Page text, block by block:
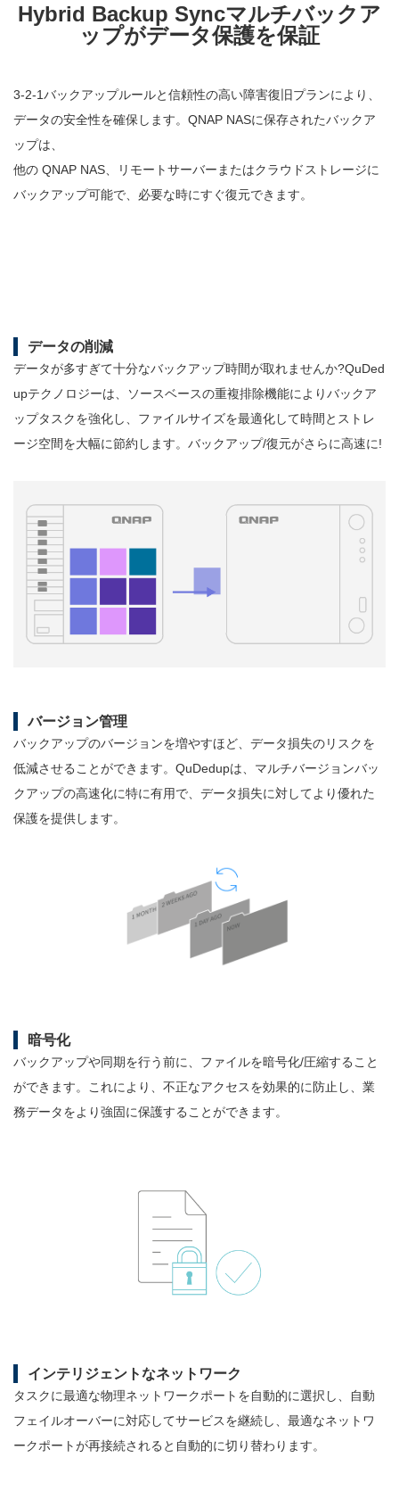
Hybrid Backup Syncマルチバックア
ップがデータ保護を保証
3-2-1バックアップルールと信頼性の高い障害復旧プランにより、
データの安全性を確保します。QNAP NASに保存されたバックア
ップは、
他の QNAP NAS、リモートサーバーまたはクラウドストレージに
バックアップ可能で、必要な時にすぐ復元できます。
データの削減
データが多すぎて十分なバックアップ時間が取れませんか?QuDed
upテクノロジーは、ソースベースの重複排除機能によりバックア
ップタスクを強化し、ファイルサイズを最適化して時間とストレ
ージ空間を大幅に節約します。バックアップ/復元がさらに高速に!
バージョン管理
バックアップのバージョンを増やすほど、データ損失のリスクを
低減させることができます。QuDedupは、マルチバージョンバッ
クアップの高速化に特に有用で、データ損失に対してより優れた
保護を提供します。
暗号化
バックアップや同期を行う前に、ファイルを暗号化/圧縮すること
ができます。これにより、不正なアクセスを効果的に防止し、業
務データをより強固に保護することができます。
インテリジェントなネットワーク
タスクに最適な物理ネットワークポートを自動的に選択し、自動
フェイルオーバーに対応してサービスを継続し、最適なネットワ
ークポートが再接続されると自動的に切り替わります。